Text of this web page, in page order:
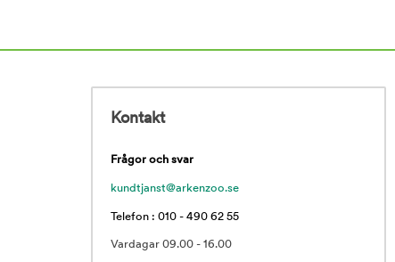
Kontakt
Frågor och svar
kundtjanst@arkenzoo.se
Telefon : 010 - 490 62 55
Vardagar 09.00 - 16.00